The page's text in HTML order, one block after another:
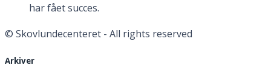
har fået succes.
© Skovlundecenteret - All rights reserved
Arkiver